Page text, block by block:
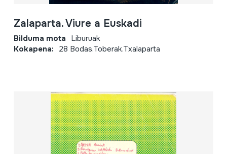
Zalaparta. Viure a Euskadi
Bilduma mota Liburuak
Kokapena: 28 Bodas.Toberak.Txalaparta